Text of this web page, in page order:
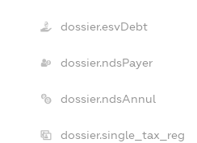
dossier.esvDebt
dossier.ndsPayer
dossier.ndsAnnul
dossier.single_tax_reg